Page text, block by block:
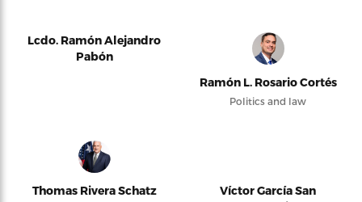
Lcdo. Ramón Alejandro
Pabón
Ramón L. Rosario Cortés
Politics and law
Thomas Rivera Schatz
Víctor García San